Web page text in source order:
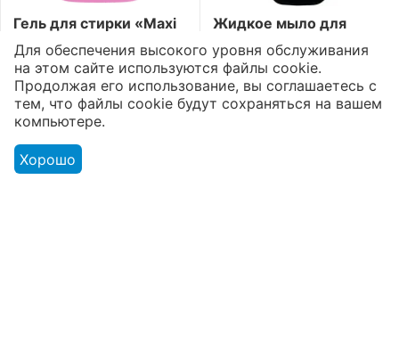
Гель для стирки «Maxi
Пятновыводитель
3300 мл
5 2
Доступно: 168 шт.
5012₸
Жидкое мыло для
Морская свежесть
1100 мл
5 1
Доступно: 175 шт.
₸
Для обеспечения высокого уровня обслуживания
на этом сайте используются файлы cookie.
Продолжая его использование, вы соглашаетесь с
тем, что файлы cookie будут сохраняться на вашем
компьютере.
Хорошо